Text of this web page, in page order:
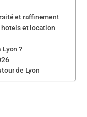
et raffinement
hotels et location
Lyon ?
de Lyon